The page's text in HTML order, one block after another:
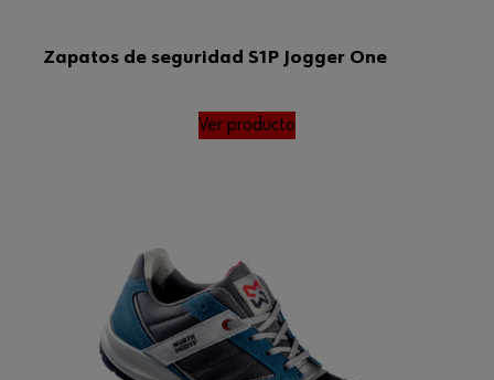
Zapatos de seguridad S1P Jogger One
Ver producto